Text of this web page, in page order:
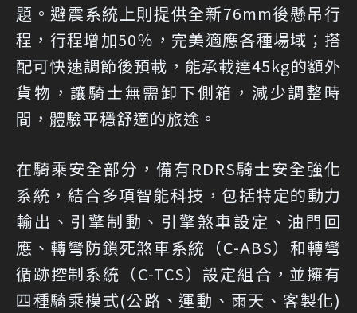
題。避震系統上則提供全新76mm後懸吊行
程，行程增加50％，完美適應各種場域；搭
配可快速調節後預載，能承載達45kg的額外
貨物，讓騎士無需卸下側箱，減少調整時
間，體驗平穩舒適的旅途。
在騎乘安全部分，備有RDRS騎士安全強化
系統，結合多項智能科技，包括特定的動力
輸出、引擎制動、引擎煞車設定、油門回
應、轉彎防鎖死煞車系統（C-ABS）和轉彎
循跡控制系統（C-TCS）設定組合，並擁有
四種騎乘模式(公路、運動、雨天、客製化)